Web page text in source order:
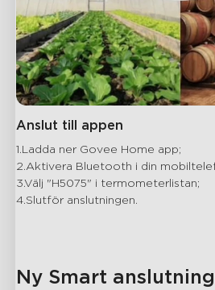
Anslut till appen
1.Ladda ner Govee Home app;
2.Aktivera Bluetooth i din
3.Välj "H5075" i termometerlistan;
4.Slutför anslutningen.
Ny Smart